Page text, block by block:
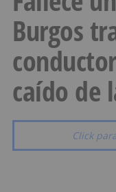
Burgos
caído de
Click